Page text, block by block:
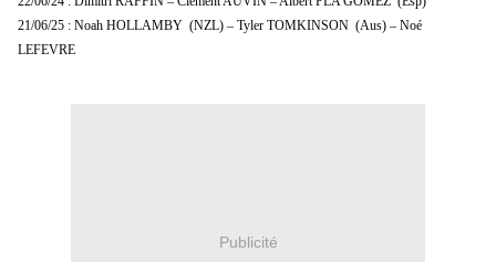
21/06/25 : Noah HOLLAMBY (NZL) – Tyler TOMKINSON (Aus) – Noé
LEFEVRE
Publicité